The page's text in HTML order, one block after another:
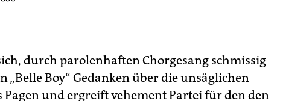
durch parolenhaften Chorgesang schmissig
„Belle Boy“ Gedanken über die unsäglichen
Pagen und ergreift vehement Partei für den den